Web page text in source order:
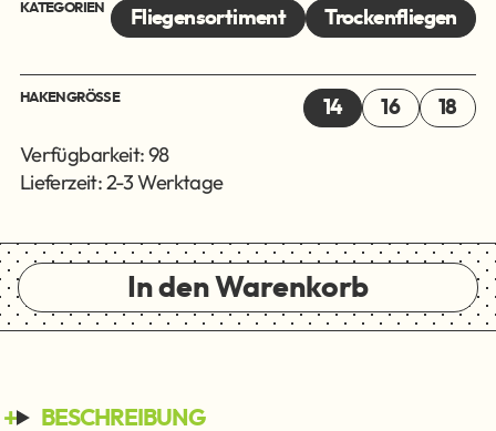
KATEGORIEN Fliegensortiment Trockenfliegen
HAKENGRÖSSE 14 16 18
Verfügbarkeit: 98
Lieferzeit: 2-3 Werktage
In den Warenkorb
BESCHREIBUNG